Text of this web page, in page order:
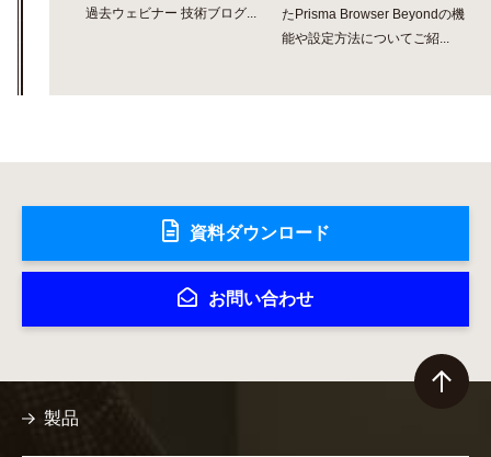
過去ウェビナー 技術ブログ...
たPrisma Browser Beyondの機
能や設定方法についてご紹...
資料ダウンロード
お問い合わせ
製品